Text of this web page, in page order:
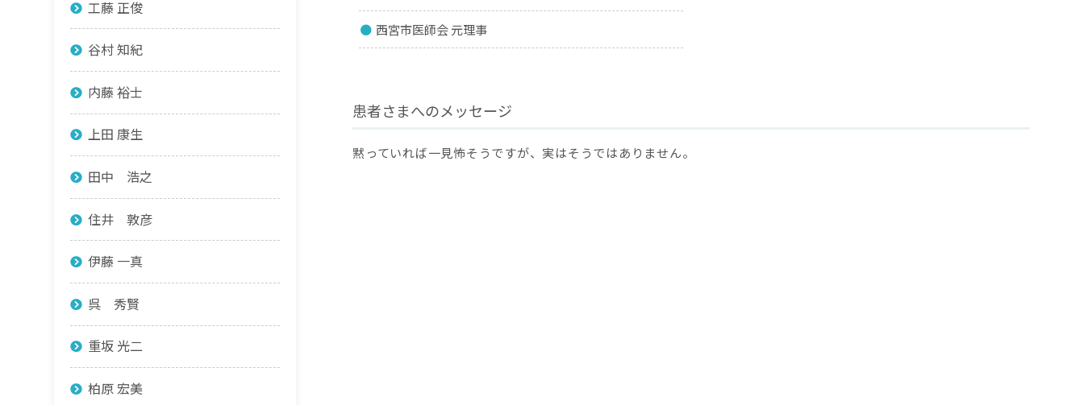
西宮市医師会 元理事
患者さまへのメッセージ
黙っていれば一見怖そうですが、実はそうではありません。
工藤 正俊
谷村 知紀
内藤 裕士
上田 康生
田中 浩之
住井 敦彦
伊藤 一真
呉 秀賢
重坂 光二
柏原 宏美